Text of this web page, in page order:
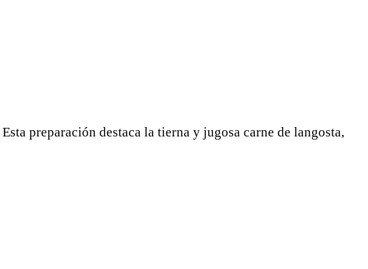
Esta preparación destaca la tierna y jugosa carne de langosta,